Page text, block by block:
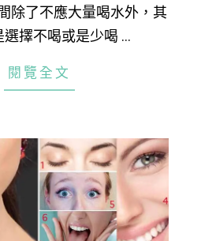
除了不應大量喝水外，其
選擇不喝或是少喝 …
閱覽全文